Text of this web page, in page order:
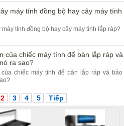
máy tính đồng bộ hay cây máy tính
máy tính đồng bộ hay cây máy tính lắp ráp?
của chiếc máy tính để bàn lắp ráp và
ra sao?
chiếc máy tính để bàn lắp ráp và bảo
2 3 4 5 Tiếp